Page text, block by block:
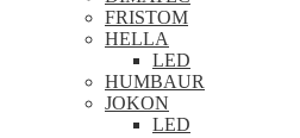
FRISTOM
HELLA
LED
HUMBAUR
JOKON
LED